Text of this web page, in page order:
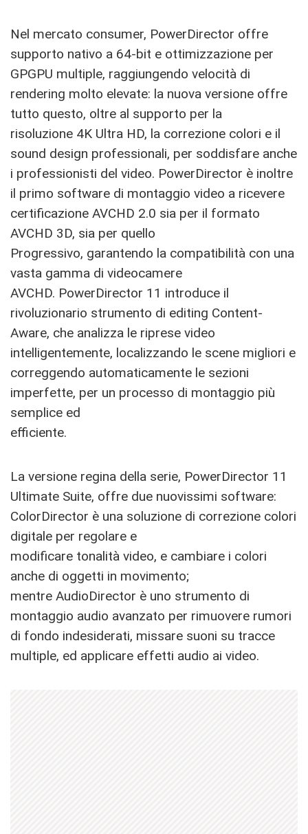
Nel mercato consumer, PowerDirector offre
supporto nativo a 64-bit e ottimizzazione per
GPGPU multiple, raggiungendo velocità di
rendering molto elevate: la nuova versione offre
tutto questo, oltre al supporto per la
risoluzione 4K Ultra HD, la correzione colori e il
sound design professionali, per soddisfare anche
i professionisti del video. PowerDirector è inoltre
il primo software di montaggio video a ricevere
certificazione AVCHD 2.0 sia per il formato
AVCHD 3D, sia per quello
Progressivo, garantendo la compatibilità con una
vasta gamma di videocamere
AVCHD. PowerDirector 11 introduce il
rivoluzionario strumento di editing Content-
Aware, che analizza le riprese video
intelligentemente, localizzando le scene migliori e
correggendo automaticamente le sezioni
imperfette, per un processo di montaggio più
semplice ed
efficiente.
La versione regina della serie, PowerDirector 11
Ultimate Suite, offre due nuovissimi software:
ColorDirector è una soluzione di correzione colori
digitale per regolare e
modificare tonalità video, e cambiare i colori
anche di oggetti in movimento;
mentre AudioDirector è uno strumento di
montaggio audio avanzato per rimuovere rumori
di fondo indesiderati, missare suoni su tracce
multiple, ed applicare effetti audio ai video.